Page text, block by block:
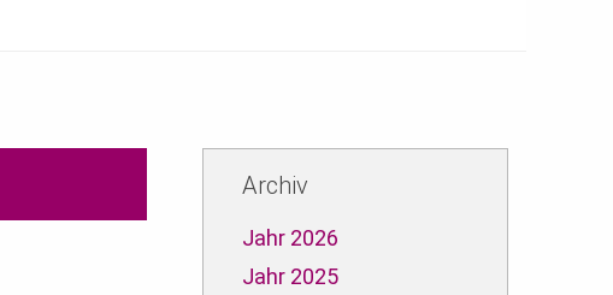
Archiv
Jahr 2026
Jahr 2025